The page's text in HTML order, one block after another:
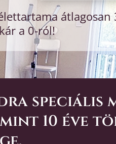
átlagosan
a 0-ról!
10 éve